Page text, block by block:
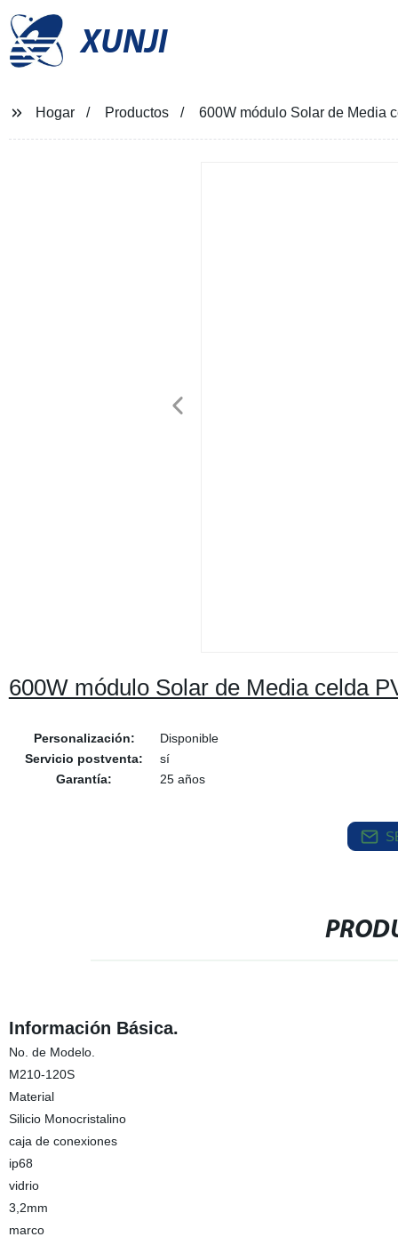
XUNJI
Hogar Productos 600W módulo Solar de Media
600W módulo Solar de Media celda
Personalización:
Disponible
Servicio postventa:
sí
Garantía:
25 años
Información Básica.
No. de Modelo.
M210-120S
Material
Silicio Monocristalino
caja de conexiones
ip68
vidrio
3,2mm
marco